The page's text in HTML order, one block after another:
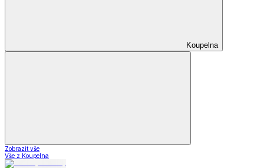
Koupelna
Zobrazit vše
Vše z Koupelna